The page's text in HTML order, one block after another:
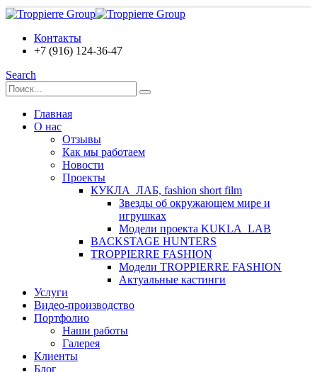
Контакты
+7 (916) 124-36-47
Search
Главная
О нас
Отзывы
Как мы работаем
Новости
Проекты
КУКЛА_ЛАБ, fashion short film
Звезды об окружающем мире и
игрушках
Модели проекта KUKLA_LAB
BACKSTAGE HUNTERS
TROPPIERRE FASHION
Модели TROPPIERRE FASHION
Актуальные кастинги
Услуги
Видео-производство
Портфолио
Наши работы
Галерея
Клиенты
Блог